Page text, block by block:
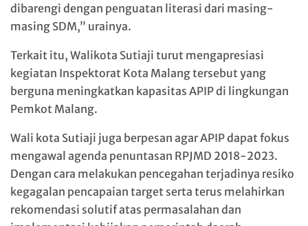
dibarengi dengan penguatan literasi dari masing-
masing SDM,” urainya.
Terkait itu, Walikota Sutiaji turut mengapresiasi
kegiatan Inspektorat Kota Malang tersebut yang
berguna meningkatkan kapasitas APIP di lingkungan
Pemkot Malang.
Wali kota Sutiaji juga berpesan agar APIP dapat fokus
mengawal agenda penuntasan RPJMD 2018-2023.
Dengan cara melakukan pencegahan terjadinya resiko
kegagalan pencapaian target serta terus melahirkan
rekomendasi solutif atas permasalahan dan